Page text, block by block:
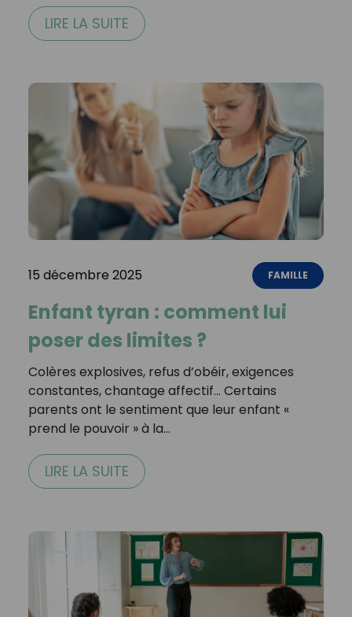
LIRE LA SUITE
15 décembre 2025 FAMILLE
Enfant tyran : comment lui
poser des limites ?
Colères explosives, refus d’obéir, exigences
constantes, chantage affectif… Certains
parents ont le sentiment que leur enfant «
prend le pouvoir » à la…
LIRE LA SUITE